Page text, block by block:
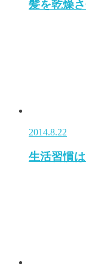
髪を乾燥
2014.8.22
生活習慣